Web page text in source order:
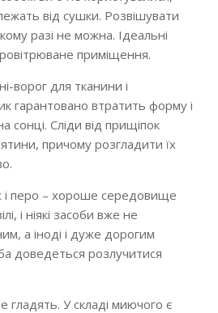
від сушки. Розвішувати
разі не можна. Ідеальні
приміщення.
ворог для тканини і
гарантовано втратить форму і
сонці. Сліди від прищіпок
причому розгладити їх
і перо – хороше середовище
і ніякі засоби вже не
а іноді і дуже дорогим
доведеться розлучитися
гладять. У складі миючого є